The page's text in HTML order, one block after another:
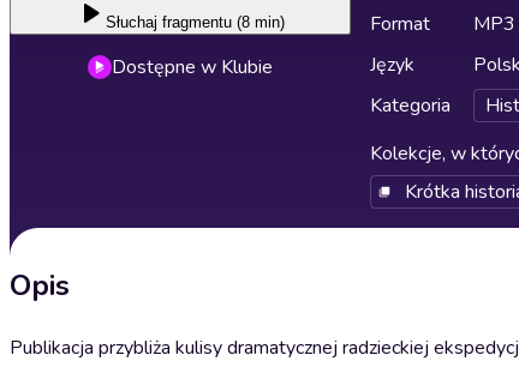
Słuchaj fragmentu (8 min)
Dostępne w Klubie
Format
MP3
Język
Kategoria
Kolekcje, w
Krótka
Opis
Publikacja przybliża kulisy dramatycznej radzieckiej